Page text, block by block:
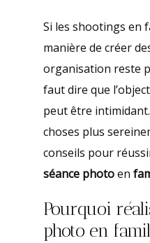
Si les shootings en
manière de créer
organisation reste
faut dire que
peut être
choses plus
conseils pour
séance photoen
Pourquoi
photo en